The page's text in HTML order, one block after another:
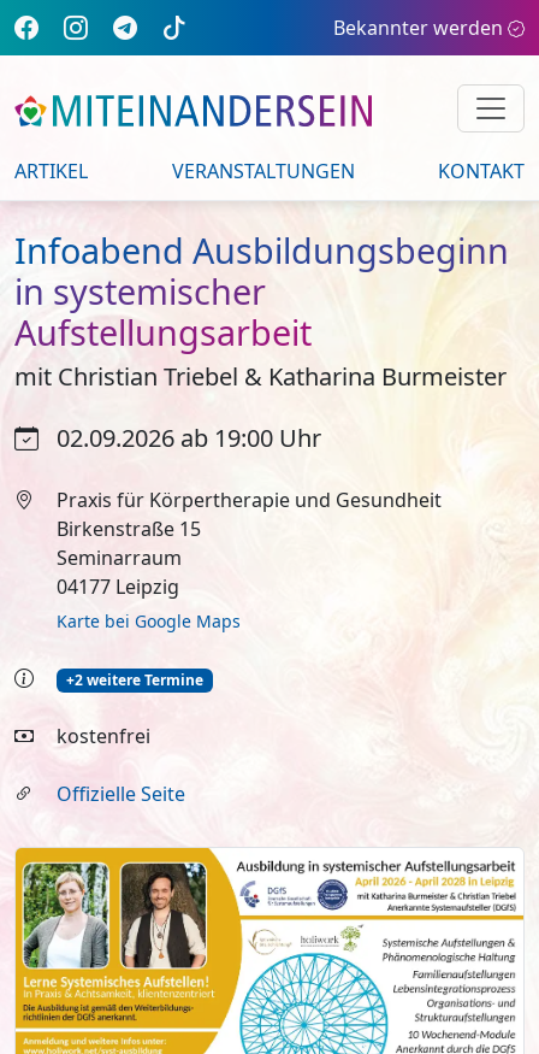
Bekannter werden
ARTIKEL VERANSTALTUNGEN KONTAKT
Infoabend Ausbildungsbeginn
in systemischer
Aufstellungsarbeit
mit Christian Triebel & Katharina Burmeister
02.09.2026 ab 19:00 Uhr
Praxis für Körpertherapie und Gesundheit
Birkenstraße 15
Seminarraum
04177 Leipzig
Karte bei Google Maps
+2 weitere Termine
kostenfrei
Offizielle Seite